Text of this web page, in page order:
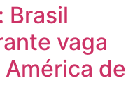
Brasil
vaga
de